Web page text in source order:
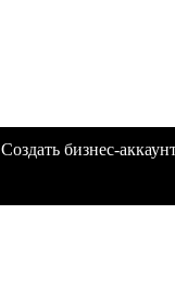
Создать бизнес-